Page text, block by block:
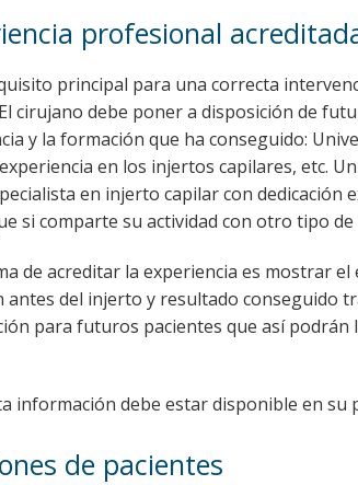
profesional
principal para una correcta
cirujano debe poner a disposición de
y la formación que ha conseguido:
en los injertos capilares, etc.
en injerto capilar con dedicación
si comparte su actividad con otro tipo
de acreditar la experiencia es mostrar
antes del injerto y resultado conseguido
para futuros pacientes que así
información debe estar disponible en
de pacientes